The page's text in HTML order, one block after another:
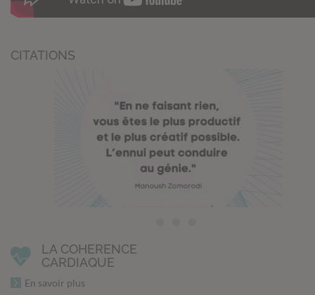
CITATIONS
LA COHERENCE
CARDIAQUE
En savoir plus